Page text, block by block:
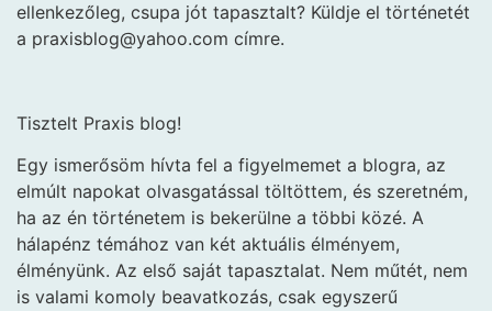
ellenkezőleg, csupa jót tapasztalt? Küldje el történetét
a praxisblog@yahoo.com címre.
Tisztelt Praxis blog!
Egy ismerősöm hívta fel a figyelmemet a blogra, az
elmúlt napokat olvasgatással töltöttem, és szeretném,
ha az én történetem is bekerülne a többi közé. A
hálapénz témához van két aktuális élményem,
élményünk. Az első saját tapasztalat. Nem műtét, nem
is valami komoly beavatkozás, csak egyszerű